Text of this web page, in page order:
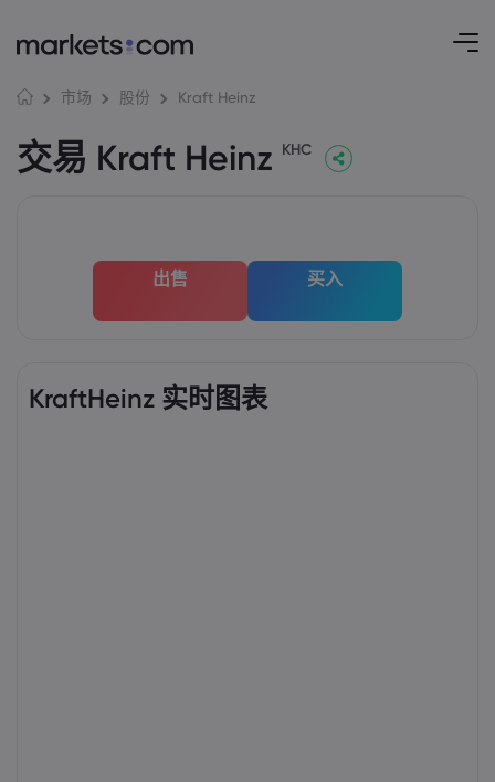
市场 股份 Kraft Heinz
交易 Kraft Heinz KHC
出售 买入
KraftHeinz 实时图表